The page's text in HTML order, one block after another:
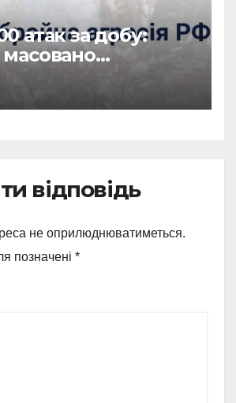
атак за добу:
масовано
Сумщину
відповідь
не оприлюднюватиметься.
позначені *